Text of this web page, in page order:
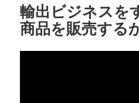
輸出ビジネスを
商品を販売する